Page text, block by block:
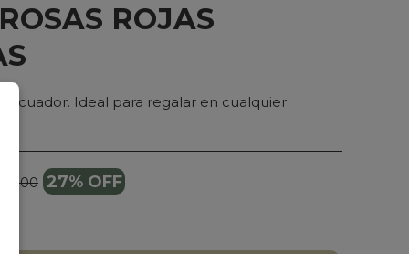
ROJAS
Ecuador. Ideal para regalar en cualquier
27% OFF